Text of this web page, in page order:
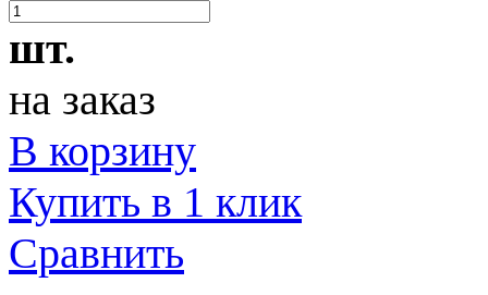
шт.
на заказ
В корзину
Купить в 1 клик
Сравнить